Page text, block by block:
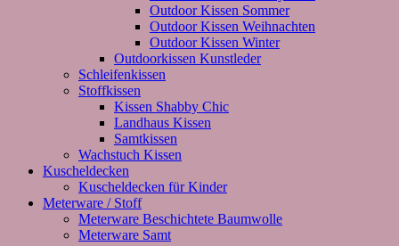
Outdoor Kissen Sommer
Outdoor Kissen Weihnachten
Outdoor Kissen Winter
Outdoorkissen Kunstleder
Schleifenkissen
Stoffkissen
Kissen Shabby Chic
Landhaus Kissen
Samtkissen
Wachstuch Kissen
Kuscheldecken
Kuscheldecken für Kinder
Meterware / Stoff
Meterware Beschichtete Baumwolle
Meterware Samt